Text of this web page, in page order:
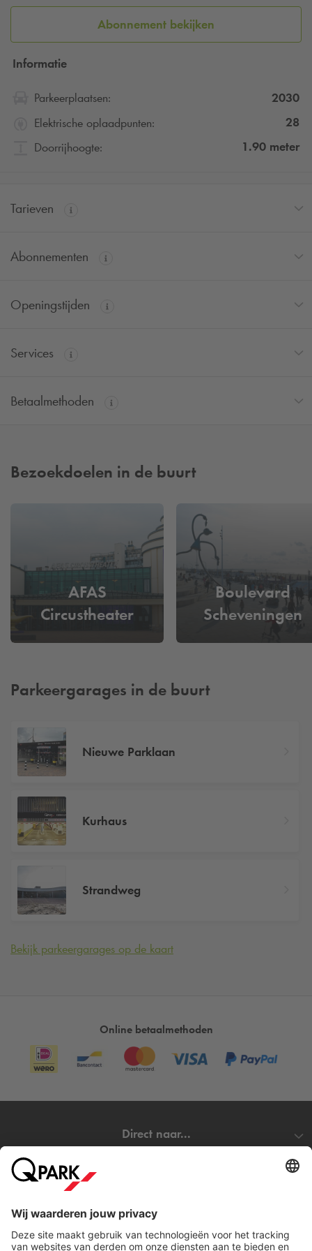
Abonnement bekijken
Informatie
Parkeerplaatsen:
2030
Elektrische oplaadpunten:
28
Doorrijhoogte:
1.90 meter
Tarieven
Abonnementen
Openingstijden
Services
Betaalmethoden
Bezoekdoelen in de buurt
AFAS
Circustheater
Boulevard
Scheveningen
Parkeergarages in de buurt
Nieuwe Parklaan
Kurhaus
Strandweg
Bekijk parkeergarages op de kaart
Online betaalmethoden
Direct naar...